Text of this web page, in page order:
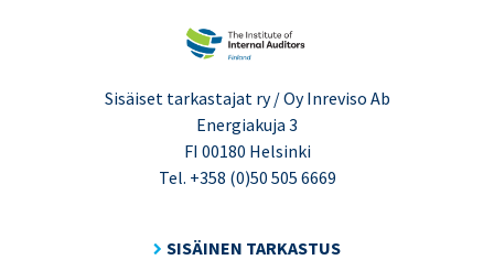
Sisäiset tarkastajat ry / Oy Inreviso Ab
Energiakuja 3
FI 00180 Helsinki
Tel. +358 (0)50 505 6669
SISÄINEN TARKASTUS